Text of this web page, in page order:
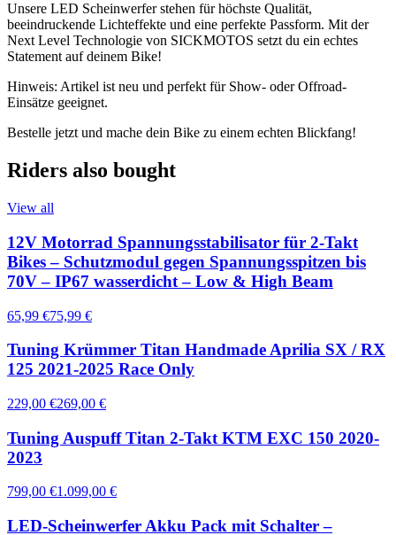
Unsere LED Scheinwerfer stehen für höchste Qualität,
beeindruckende Lichteffekte und eine perfekte Passform. Mit der
Next Level Technologie von SICKMOTOS setzt du ein echtes
Statement auf deinem Bike!
Hinweis: Artikel ist neu und perfekt für Show- oder Offroad-
Einsätze geeignet.
Bestelle jetzt und mache dein Bike zu einem echten Blickfang!
Riders also bought
View all
12V Motorrad Spannungsstabilisator für 2-Takt
Bikes – Schutzmodul gegen Spannungsspitzen bis
70V – IP67 wasserdicht – Low & High Beam
65,99 €75,99 €
Tuning Krümmer Titan Handmade Aprilia SX / RX
125 2021-2025 Race Only
229,00 €269,00 €
Tuning Auspuff Titan 2-Takt KTM EXC 150 2020-
2023
799,00 €1.099,00 €
LED-Scheinwerfer Akku Pack mit Schalter –